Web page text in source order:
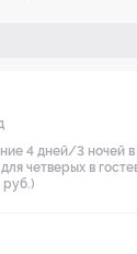
4 дней/3 ночей
четверых в